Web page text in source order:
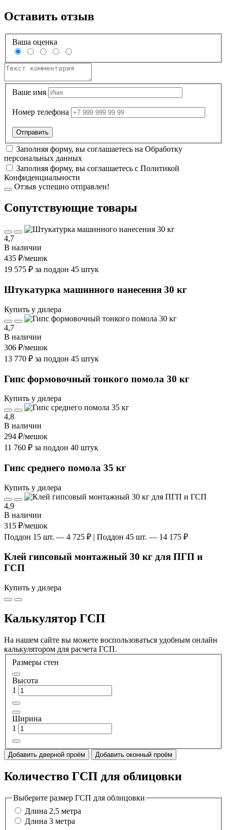
Оставить отзыв
Ваша оценка
Ваше имя
Номер телефона
Заполняя форму, вы соглашаетесь на Обработку
персональных данных
Заполняя форму, вы соглашаетесь с Политикой
Конфиденциальности
Отзыв успешно отправлен!
Cопутствующие товары
4,7
В наличии
435 ₽/мешок
19 575 ₽ за поддон 45 штук
Штукатурка машинного нанесения 30 кг
Купить у дилера
4,7
В наличии
306 ₽/мешок
13 770 ₽ за поддон 45 штук
Гипс формовочный тонкого помола 30 кг
Купить у дилера
4,8
В наличии
294 ₽/мешок
11 760 ₽ за поддон 40 штук
Гипс среднего помола 35 кг
Купить у дилера
4,9
В наличии
315 ₽/мешок
Поддон 15 шт. — 4 725 ₽ | Поддон 45 шт. — 14 175 ₽
Клей гипсовый монтажный 30 кг для ПГП и
ГСП
Купить у дилера
Калькулятор ГСП
На нашем сайте вы можете воспользоваться удобным онлайн
калькулятором для расчета ГСП.
Размеры стен
Высота
1
Ширина
1
Добавить дверной проём Добавить оконный проём
Количество ГСП для облицовки
Выберите размер ГСП для облицовки
Длина 2,5 метра
Длина 3 метра